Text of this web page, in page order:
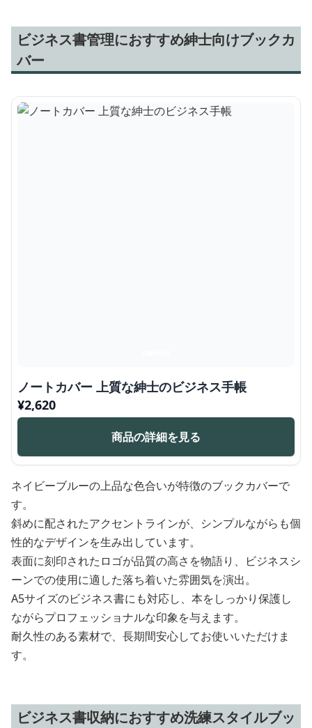
ビジネス書管理におすすめ紳士向けブックカ
バー
ノートカバー 上質な紳士のビジネス手帳
¥2,620
商品の詳細を見る
ネイビーブルーの上品な色合いが特徴のブックカバーで
す。
斜めに配されたアクセントラインが、シンプルながらも個
性的なデザインを生み出しています。
表面に刻印されたロゴが品質の高さを物語り、ビジネスシ
ーンでの使用に適した落ち着いた雰囲気を演出。
A5サイズのビジネス書にも対応し、本をしっかり保護し
ながらプロフェッショナルな印象を与えます。
耐久性のある素材で、長期間安心してお使いいただけま
す。
ビジネス書収納におすすめ洗練スタイルブッ